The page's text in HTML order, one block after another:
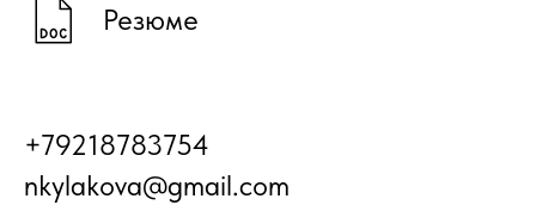
Резюме
+79218783754
nkylakova@gmail.com